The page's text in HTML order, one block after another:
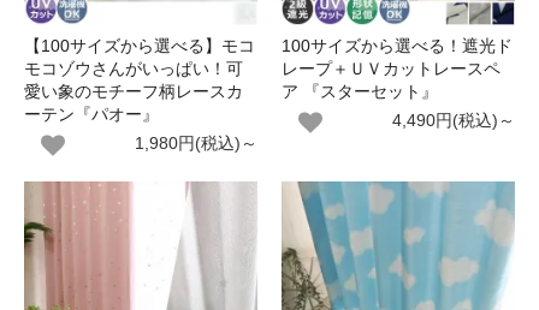
【100サイズから選べる】モコ
モコゾウさんがいっぱい！可
愛い象のモチーフ柄レースカ
ーテン『パオー』
1,980円(税込)～
100サイズから選べる！遮光ド
レープ＋ＵＶカットレースペ
ア 『スターセット』
4,490円(税込)～